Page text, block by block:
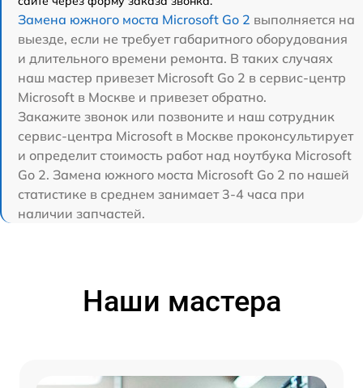
Замена южного моста Microsoft Go 2 выполняется на
выезде, если не требует габаритного оборудования
и длительного времени ремонта. В таких случаях
наш мастер привезет Microsoft Go 2 в сервис-центр
Microsoft в Москве и привезет обратно.
Закажите звонок или позвоните и наш сотрудник
сервис-центра Microsoft в Москве проконсультирует
и определит стоимость работ над ноутбука Microsoft
Go 2. Замена южного моста Microsoft Go 2 по нашей
статистике в среднем занимает 3-4 часа при
наличии запчастей.
Наши мастера